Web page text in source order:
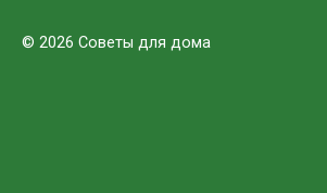
© 2026 Советы для дома